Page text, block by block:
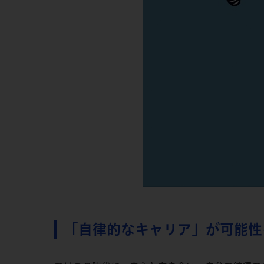
「自律的なキャリア」が可能